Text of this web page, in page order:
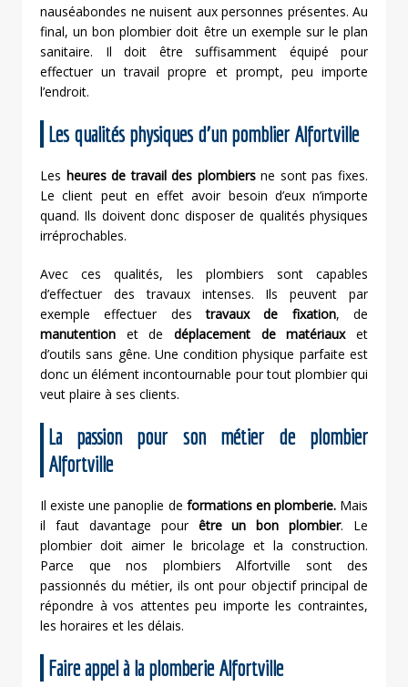
nauséabondes ne nuisent aux personnes présentes. Au
final, un bon plombier doit être un exemple sur le plan
sanitaire. Il doit être suffisamment équipé pour
effectuer un travail propre et prompt, peu importe
l’endroit.
Les qualités physiques d’un pomblier Alfortville
Les heures de travail des plombiersne sont pas fixes.
Le client peut en effet avoir besoin d’eux n’importe
quand. Ils doivent donc disposer de qualités physiques
irréprochables.
Avec ces qualités, les plombiers sont capables
d’effectuer des travaux intenses. Ils peuvent par
exemple effectuer destravaux de fixation, de
manutention et de déplacement de matériauxet
d’outils sans gêne. Une condition physique parfaite est
donc un élément incontournable pour tout plombier qui
veut plaire à ses clients.
La passion pour son métier de plombier
Alfortville
Il existe une panoplie de formations en plomberie.Mais
il faut davantage pour être un bon plombier. Le
plombier doit aimer le bricolage et la construction.
Parce que nos plombiers Alfortville sont des
passionnés du métier, ils ont pour objectif principal de
répondre à vos attentes peu importe les contraintes,
les horaires et les délais.
Faire appel à la plomberie Alfortville